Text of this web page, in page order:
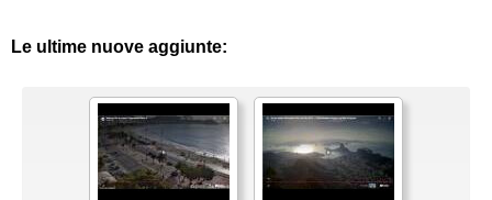
Le ultime nuove aggiunte: